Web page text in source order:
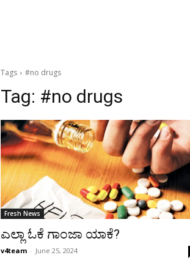
Tags #no drugs
Tag: #no drugs
Fresh News
ಎಲ್ಲಾ ಓಕೆ ಗಾಂಜಾ ಯಾಕೆ?
v4team - June 25, 2024